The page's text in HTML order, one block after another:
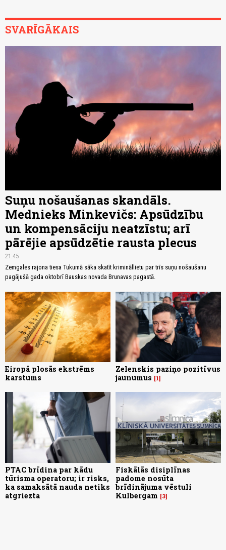
SVARĪGĀKAIS
Suņu nošaušanas skandāls.
Mednieks Minkevičs: Apsūdzību
un kompensāciju neatzīstu; arī
pārējie apsūdzētie rausta plecus
21:45
Zemgales rajona tiesa Tukumā sāka skatīt krimināllietu par trīs suņu nošaušanu
pagājušā gada oktobrī Bauskas novada Brunavas pagastā.
Eiropā plosās ekstrēms
karstums
Zelenskis paziņo pozitīvus
jaunumus
1
PTAC brīdina par kādu
tūrisma operatoru; ir risks,
ka samaksātā nauda netiks
atgriezta
Fiskālās disiplīnas
padome nosūta
brīdinājuma vēstuli
Kulbergam
3